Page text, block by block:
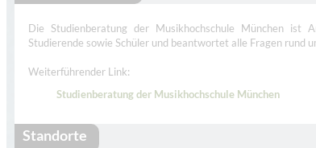
Die Studienberatung der Musikhochschule München ist
Studierende sowie Schüler und beantwortet alle Fragen rund
Weiterführender Link:
Studienberatung der Musikhochschule München
Standorte